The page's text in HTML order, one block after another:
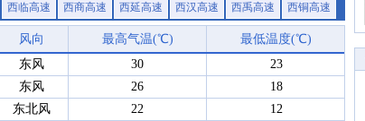
西临高速 西商高速 西延高速 西汉高速 西禹高速 西铜高速
风向 最高气温(℃)
最低温度(℃)
东风 30
23
东风 26
18
东北风 22
12